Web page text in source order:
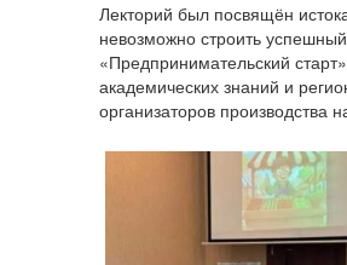
Лекторий был посвящён
невозможно строить
«Предпринимательский
академических знаний и
организаторов